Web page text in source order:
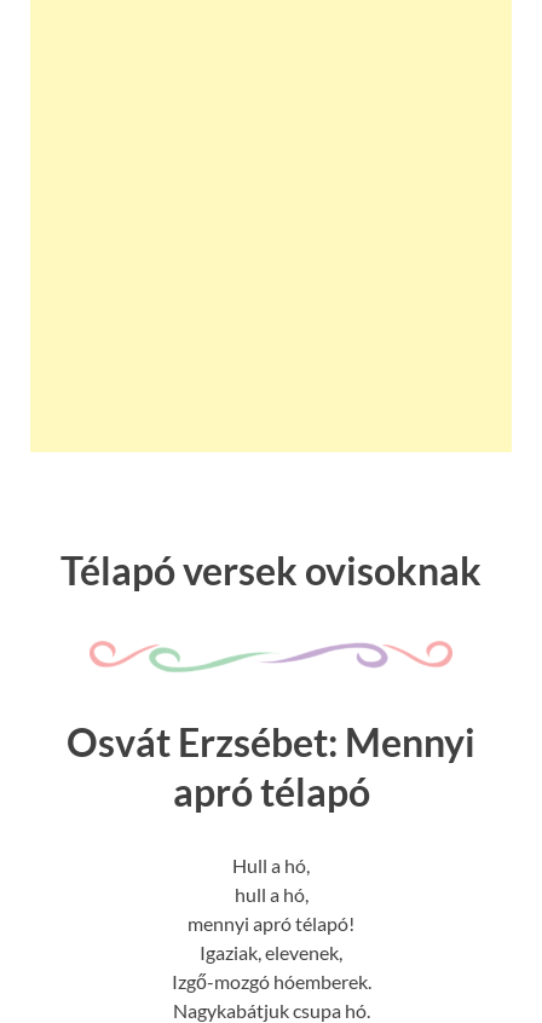
Télapó versek ovisoknak
Osvát Erzsébet: Mennyi
apró télapó
Hull a hó,
hull a hó,
mennyi apró télapó!
Igaziak, elevenek,
Izgő-mozgó hóemberek.
Nagykabátjuk csupa hó.